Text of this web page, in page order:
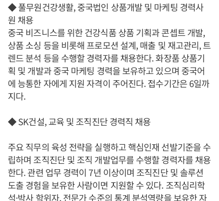
◆ 풀무원건강생활, 중국법인 상품개발 및 마케팅 경력사
원 채용
중국 비즈니스를 위한 건강식품 상품 기획과 콘셉트 개발,
상품 소싱 등을 비롯해 프로모션 설계, 매출 및 재고관리, 트
렌드 분석 등을 수행할 경력자를 채용한다. 화장품 상품기
획 및 개발과 중국 마케팅 경력을 보유하고 있으며 중국어
에 능통한 자에게 지원 자격이 주어진다. 접수기간은 6일까
지다.
◆ SK건설, 교육 및 조직진단 경력직 채용
주요 직무의 육성 전략을 실행하고 핵심인재 선발기준을 수
립하며 조직진단 및 조직 개발업무를 수행할 경력자를 채용
한다. 관련 업무 경력이 7년 이상이며 조직진단 및 솔루션
도출 경험을 보유한 사람이면 지원할 수 있다. 조직심리학
석·박사 학위자, 전문가 수준의 통계 분석역량을 보유한 자